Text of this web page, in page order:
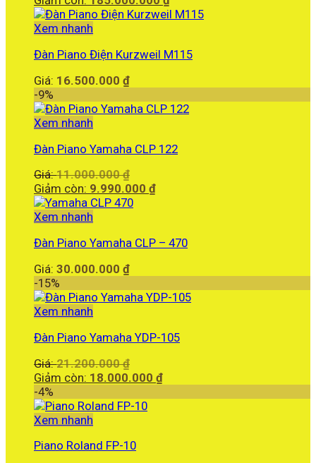
là:
hiện
185.000.000 ₫.
Xem nhanh
Đàn Piano Điện Kurzweil M115
Giá: 16.500.000 ₫
-9%
Xem nhanh
Đàn Piano Yamaha CLP 122
Giá:11.000.000₫
gốc
là:
Giảm còn: 9.990.000 ₫Giá
9.990.000 ₫.
Xem nhanh
Đàn Piano Yamaha CLP – 470
Giá: 30.000.000 ₫
-15%
Xem nhanh
Đàn Piano Yamaha YDP-105
Giá:21.200.000₫
gốc
21.200.000 ₫.
Giảm còn: 18.000.000 ₫Giá
-4%
Xem nhanh
Piano Roland FP-10